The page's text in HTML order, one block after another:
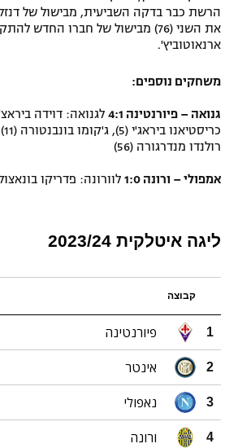
הרשת כבר בדקה השביעית, מבישול של
את השני (76) מבישול של חברו החדש
ארנאוטוביץ'.
משחקים נוספים:
גנואה – פיורנטינה 4:1
רולנדו מנדרגורה (56)
אמפולי – ורונה 1:0 לוורונה: פדריקו בונאצולי
ליגה איטלקית 2023/24
קבוצה
1 פיורנטינה
2 אינטר
3 נאפולי
4 ורונה